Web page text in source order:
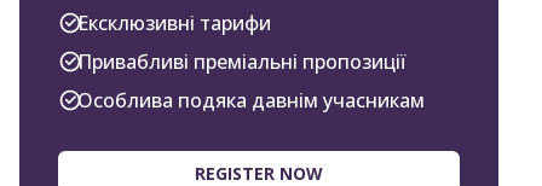
Ексклюзивні тарифи
Привабливі преміальні пропозиції
Особлива подяка давнім учасникам
REGISTER NOW